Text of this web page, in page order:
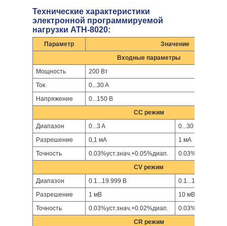
Технические характеристики
электронной программируемой
нагрузки АТН-8020:
Параметр
Значение
Входные параметры
Мощность
200 Вт
Ток
0...30 A
Напряжение
0...150 В
CC режим
Диапазон
0...3 A
0...30 A
Разрешение
0,1 мA
1 мA
Точность
0.03%уст.знач.+0.05%диап.
CV режим
Диапазон
0.1...19.999 В
0.1...150 В
Разрешение
1 мВ
10 мВ
Точность
0.03%уст.знач.+0.02%диап.
CR режим